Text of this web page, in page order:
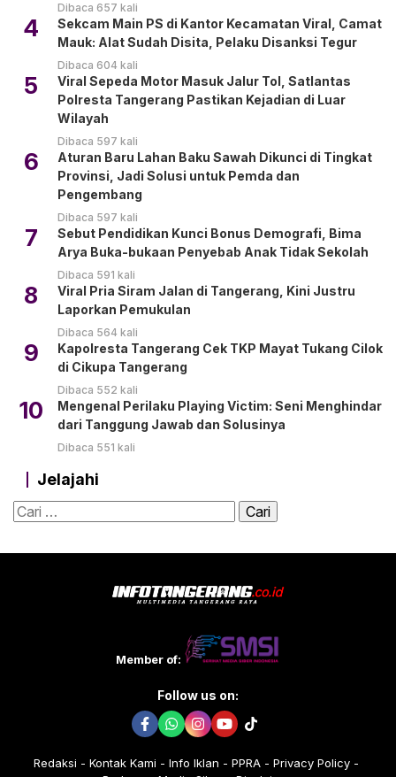
Dibaca 657 kali
4
Sekcam Main PS di Kantor Kecamatan Viral, Camat
Mauk: Alat Sudah Disita, Pelaku Disanksi Tegur
Dibaca 604 kali
5
Viral Sepeda Motor Masuk Jalur Tol, Satlantas
Polresta Tangerang Pastikan Kejadian di Luar
Wilayah
Dibaca 597 kali
6
Aturan Baru Lahan Baku Sawah Dikunci di Tingkat
Provinsi, Jadi Solusi untuk Pemda dan
Pengembang
Dibaca 597 kali
7
Sebut Pendidikan Kunci Bonus Demografi, Bima
Arya Buka-bukaan Penyebab Anak Tidak Sekolah
Dibaca 591 kali
8
Viral Pria Siram Jalan di Tangerang, Kini Justru
Laporkan Pemukulan
Dibaca 564 kali
9
Kapolresta Tangerang Cek TKP Mayat Tukang Cilok
di Cikupa Tangerang
Dibaca 552 kali
10
Mengenal Perilaku Playing Victim: Seni Menghindar
dari Tanggung Jawab dan Solusinya
Dibaca 551 kali
Jelajahi
Cari
Member of:
Follow us on:
Redaksi Kontak Kami Info Iklan PPRA
Privacy Policy